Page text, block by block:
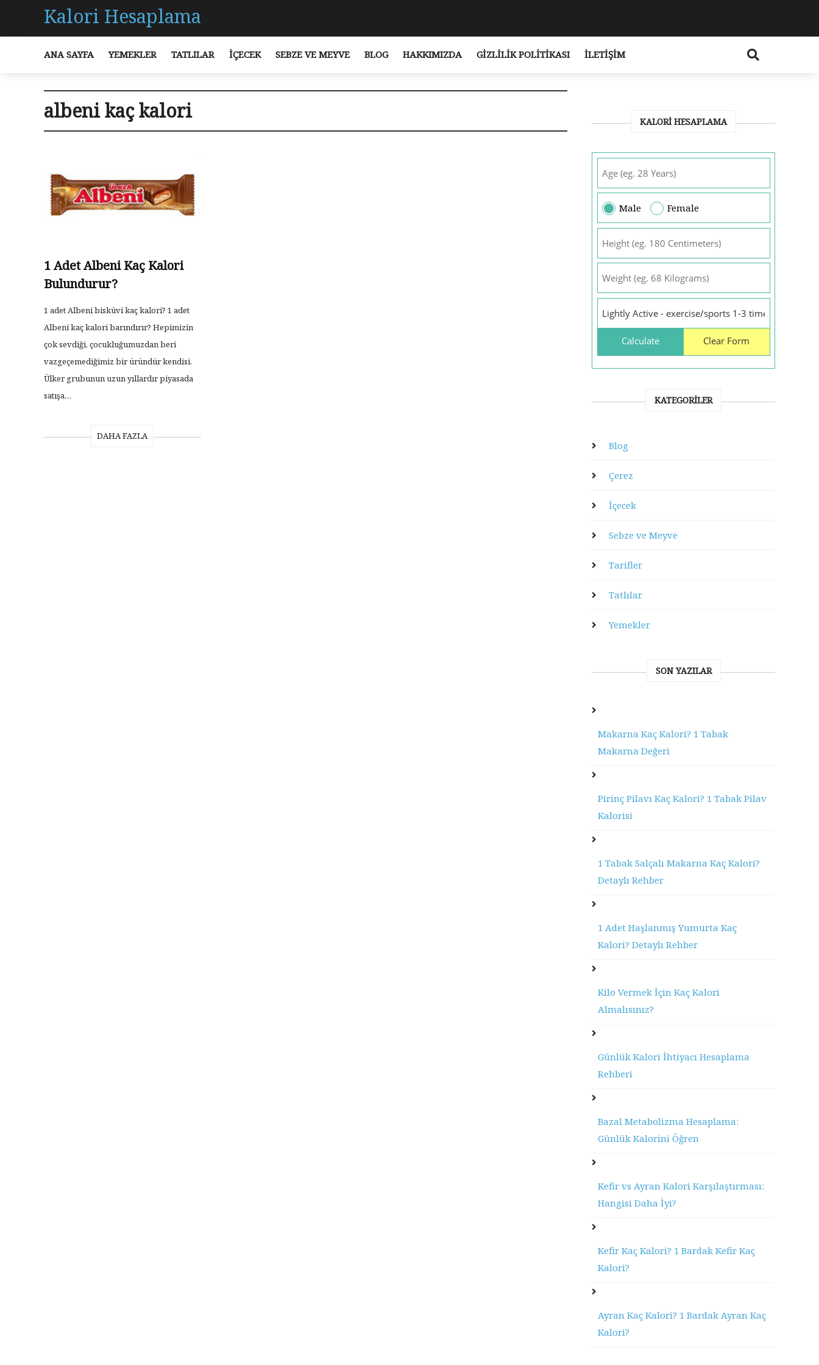
Kalori Hesaplama
ANA SAYFA YEMEKLER TATLILAR İÇECEK SEBZE VE MEYVE BLOG HAKKIMIZDA GIZLILIK POLITIKASI İLETIŞIM
albeni kaç kalori
1 Adet Albeni Kaç Kalori
Bulundurur?
1 adet Albeni bisküvi kaç kalori? 1 adet
Albeni kaç kalori barındırır? Hepimizin
çok sevdiği, çocukluğumuzdan beri
vazgeçemediğimiz bir üründür kendisi.
Ülker grubunun uzun yıllardır piyasada
satışa…
DAHA FAZLA
KALORI HESAPLAMA
Male Female
KATEGORILER
Blog
Çerez
İçecek
Sebze ve Meyve
Tarifler
Tatlılar
Yemekler
SON YAZILAR
Makarna Kaç Kalori? 1 Tabak
Makarna Değeri
Pirinç Pilavı Kaç Kalori? 1 Tabak Pilav
Kalorisi
1 Tabak Salçalı Makarna Kaç Kalori?
Detaylı Rehber
1 Adet Haşlanmış Yumurta Kaç
Kalori? Detaylı Rehber
Kilo Vermek İçin Kaç Kalori
Almalısınız?
Günlük Kalori İhtiyacı Hesaplama
Rehberi
Bazal Metabolizma Hesaplama:
Günlük Kalorini Öğren
Kefir vs Ayran Kalori Karşılaştırması:
Hangisi Daha İyi?
Kefir Kaç Kalori? 1 Bardak Kefir Kaç
Kalori?
Ayran Kaç Kalori? 1 Bardak Ayran Kaç
Kalori?